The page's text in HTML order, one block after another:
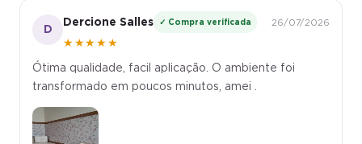
D
Dercione Salles ✓ Compra verificada
★★★★★
26/07/2026
Ótima qualidade, facil aplicação. O ambiente foi
transformado em poucos minutos, amei .